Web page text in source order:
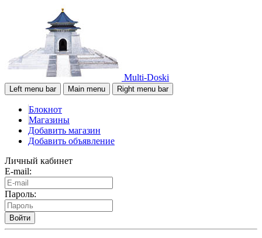
Multi-Doski
Left menu bar Main menu Right menu bar
Блокнот
Магазины
Добавить магазин
Добавить объявление
Личный кабинет
E-mail:
Пароль:
Войти